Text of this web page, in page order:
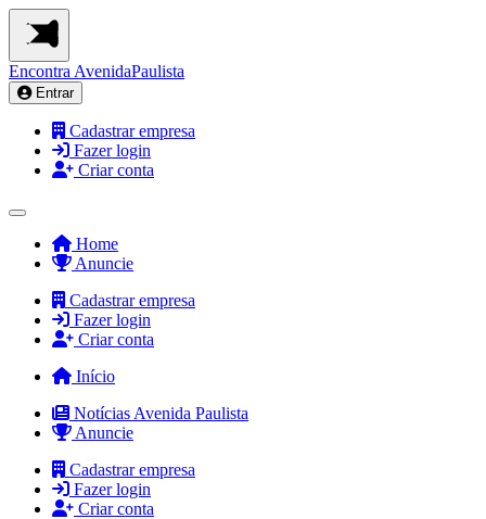
Encontra AvenidaPaulista
Entrar
Cadastrar empresa
Fazer login
Criar conta
Home
Anuncie
Cadastrar empresa
Fazer login
Criar conta
Início
Notícias Avenida Paulista
Anuncie
Cadastrar empresa
Fazer login
Criar conta